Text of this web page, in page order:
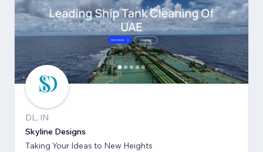
DL, IN
Skyline Designs
Taking Your Ideas to New Heights